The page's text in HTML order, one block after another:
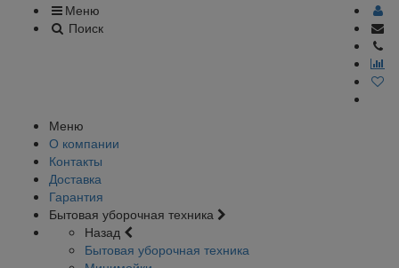
Меню
Поиск
Меню
О компании
Контакты
Доставка
Гарантия
Бытовая уборочная техника
Назад
Бытовая уборочная техника